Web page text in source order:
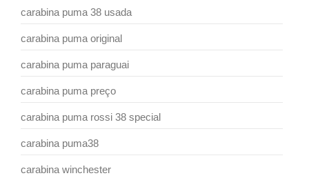
carabina puma 38 usada
carabina puma original
carabina puma paraguai
carabina puma preço
carabina puma rossi 38 special
carabina puma38
carabina winchester